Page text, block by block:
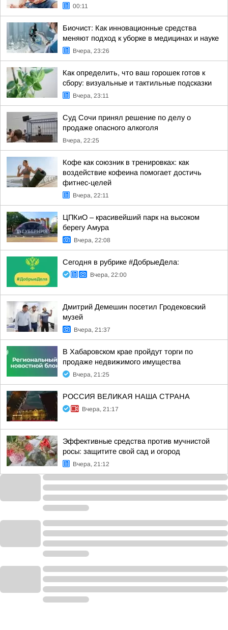
00:11
Биочист: Как инновационные средства
меняют подход к уборке в медицинах и науке
Вчера, 23:26
Как определить, что ваш горошек готов к
сбору: визуальные и тактильные подсказки
Вчера, 23:11
Суд Сочи принял решение по делу о
продаже опасного алкоголя
Вчера, 22:25
Кофе как союзник в тренировках: как
воздействие кофеина помогает достичь
фитнес-целей
Вчера, 22:11
ЦПКиО – красивейший парк на высоком
берегу Амура
Вчера, 22:08
Сегодня в рубрике #ДобрыеДела:
Вчера, 22:00
Дмитрий Демешин посетил Гродековский
музей
Вчера, 21:37
В Хабаровском крае пройдут торги по
продаже недвижимого имущества
Вчера, 21:25
РОССИЯ ВЕЛИКАЯ НАША СТРАНА
Вчера, 21:17
Эффективные средства против мучнистой
росы: защитите свой сад и огород
Вчера, 21:12